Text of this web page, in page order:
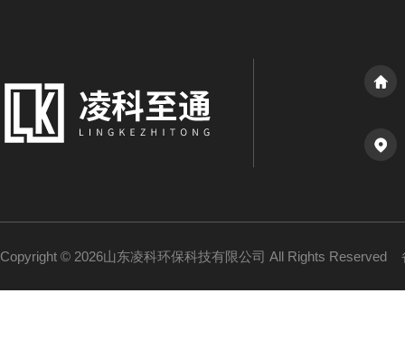
Copyright © 2026山东凌科环保科技有限公司 All Rights Reserved